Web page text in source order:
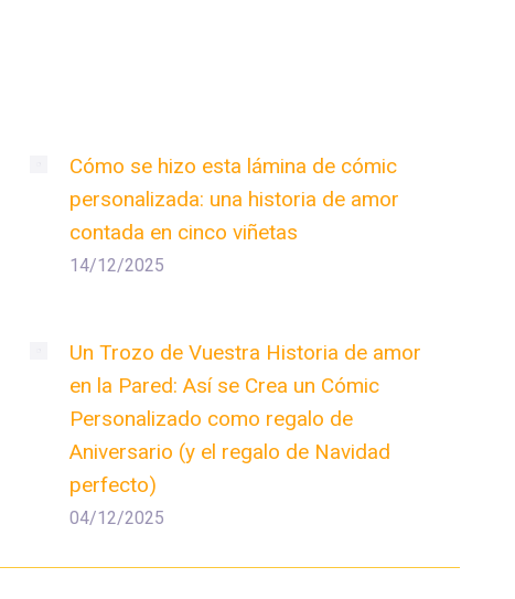
Cómo se hizo esta lámina de cómic
personalizada: una historia de amor
contada en cinco viñetas
14/12/2025
Un Trozo de Vuestra Historia de amor
en la Pared: Así se Crea un Cómic
Personalizado como regalo de
Aniversario (y el regalo de Navidad
perfecto)
04/12/2025